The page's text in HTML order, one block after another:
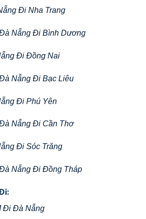
Đi Nha Trang
Nẵng Đi Bình Dương
Nẵng Đi Đồng Nai
Nẵng Đi Bạc Liêu
Đi Phú Yên
Nẵng Đi Cần Thơ
Đi Sóc Trăng
Nẵng Đi Đồng Tháp
Đi Đà Nẵng